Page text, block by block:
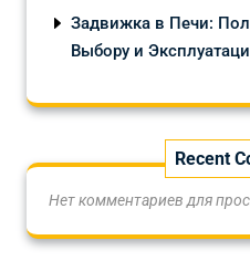
Задвижка в Печи:
Выбору и
Recent
Нет комментариев для